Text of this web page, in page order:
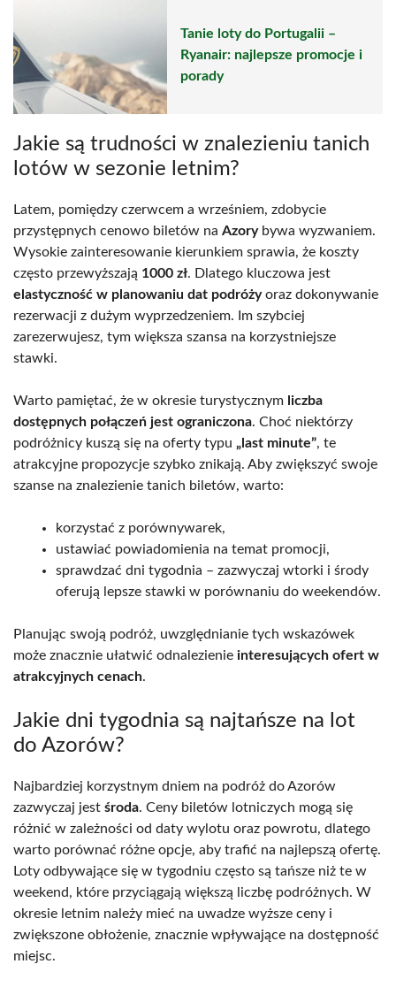
Tanie loty do Portugalii –
Ryanair: najlepsze promocje i
porady
Jakie są trudności w znalezieniu tanich
lotów w sezonie letnim?
Latem, pomiędzy czerwcem a wrześniem, zdobycie
przystępnych cenowo biletów na Azorybywa wyzwaniem.
Wysokie zainteresowanie kierunkiem sprawia, że koszty
często przewyższają 1000 zł. Dlatego kluczowa jest
elastyczność w planowaniu dat podróżyoraz dokonywanie
rezerwacji z dużym wyprzedzeniem. Im szybciej
zarezerwujesz, tym większa szansa na korzystniejsze
stawki.
Warto pamiętać, że w okresie turystycznym liczba
dostępnych połączeń jest ograniczona. Choć niektórzy
podróżnicy kuszą się na oferty typu „last minute”, te
atrakcyjne propozycje szybko znikają. Aby zwiększyć swoje
szanse na znalezienie tanich biletów, warto:
korzystać z porównywarek,
ustawiać powiadomienia na temat promocji,
sprawdzać dni tygodnia – zazwyczaj wtorki i środy
oferują lepsze stawki w porównaniu do weekendów.
Planując swoją podróż, uwzględnianie tych wskazówek
może znacznie ułatwić odnalezienie interesujących ofert w
atrakcyjnych cenach.
Jakie dni tygodnia są najtańsze na lot
do Azorów?
Najbardziej korzystnym dniem na podróż do Azorów
zazwyczaj jest środa. Ceny biletów lotniczych mogą się
różnić w zależności od daty wylotu oraz powrotu, dlatego
warto porównać różne opcje, aby trafić na najlepszą ofertę.
Loty odbywające się w tygodniu często są tańsze niż te w
weekend, które przyciągają większą liczbę podróżnych. W
okresie letnim należy mieć na uwadze wyższe ceny i
zwiększone obłożenie, znacznie wpływające na dostępność
miejsc.